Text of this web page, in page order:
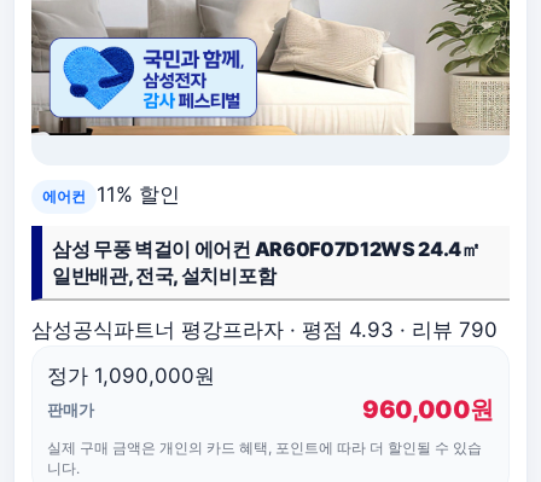
에어컨 11% 할인
삼성 무풍 벽걸이 에어컨 AR60F07D12WS 24.4㎡
일반배관, 전국, 설치비포함
삼성공식파트너 평강프라자 · 평점 4.93 · 리뷰 790
정가 1,090,000원
판매가 960,000원
실제 구매 금액은 개인의 카드 혜택, 포인트에 따라 더 할인될 수 있습
니다.